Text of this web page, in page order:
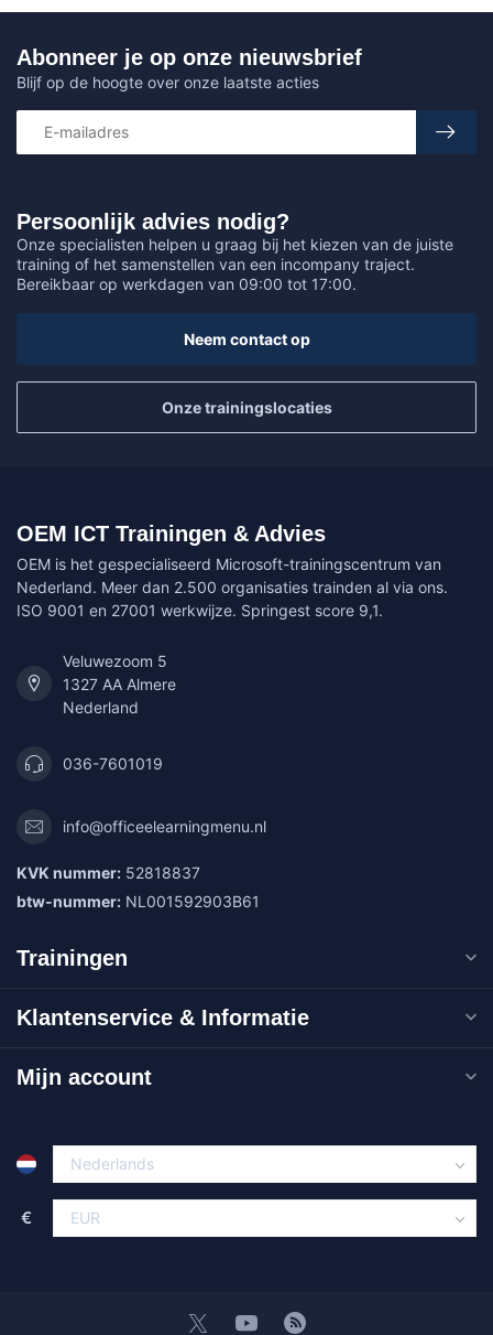
Persoonlijk advies nodig?
Onze specialisten helpen u graag bij het kiezen van de juiste
training of het samenstellen van een incompany traject.
Bereikbaar op werkdagen van 09:00 tot 17:00.
Neem contact op
Onze trainingslocaties
Abonneer je op onze nieuwsbrief
Blijf op de hoogte over onze laatste acties
OEM ICT Trainingen & Advies
OEM is het gespecialiseerd Microsoft-trainingscentrum van
Nederland. Meer dan 2.500 organisaties trainden al via ons.
ISO 9001 en 27001 werkwijze. Springest score 9,1.
Veluwezoom 5
1327 AA Almere
Nederland
036-7601019
info@officeelearningmenu.nl
KVK nummer: 52818837
btw-nummer: NL001592903B61
Trainingen
Klantenservice & Informatie
Mijn account
€